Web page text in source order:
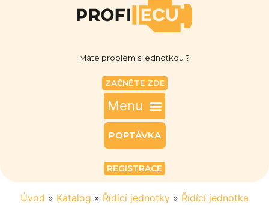
Máte problém s jednotkou ?
ZAČNĚTE ZDE
POPTÁVKA
REGISTRACE
Úvod » Katalog » Řídící jednotky » Řídící jednotka